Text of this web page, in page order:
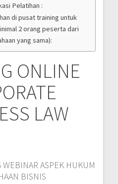
Pelatihan :
di pusat training untuk
2 orang peserta dari
yang sama):
ONLINE
LAW
WEBINAR ASPEK HUKUM
BISNIS